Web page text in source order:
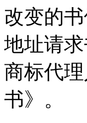
改变的
地址请
商标代
书》。